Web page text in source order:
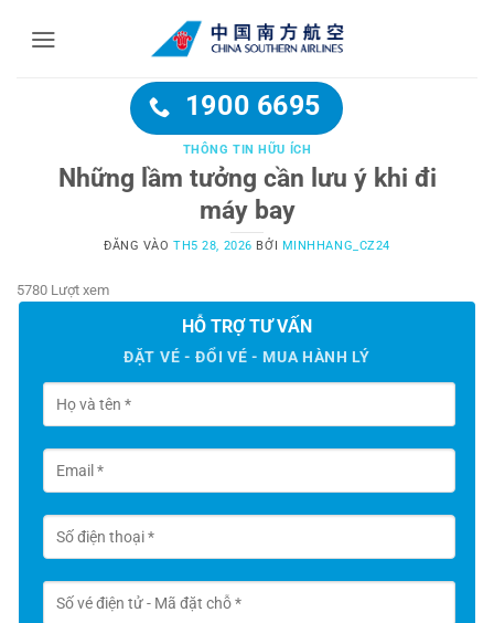
1900 6695
THÔNG TIN HỮU ÍCH
Những lầm tưởng cần lưu ý khi đi
máy bay
ĐĂNG VÀOTH5 28, 2026 BỞI MINHHANG_CZ24
5780 Lượt xem
HỖ TRỢ TƯ VẤN
ĐẶT VÉ - ĐỔI VÉ - MUA HÀNH LÝ